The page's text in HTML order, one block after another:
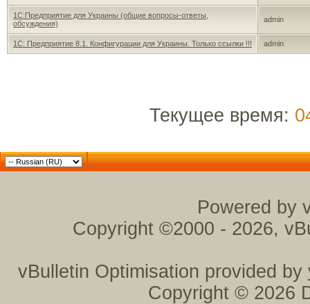
1С:Предприятие для Украины (общие вопросы-ответы,
обсуждения)
admin
1С: Предприятие 8.1. Конфигурации для Украины. Только ссылки !!! admin
Текущее время:
Powered by
Copyright ©2000 - 2026,
vBulletin Optimisation provided by
Copyright © 2026